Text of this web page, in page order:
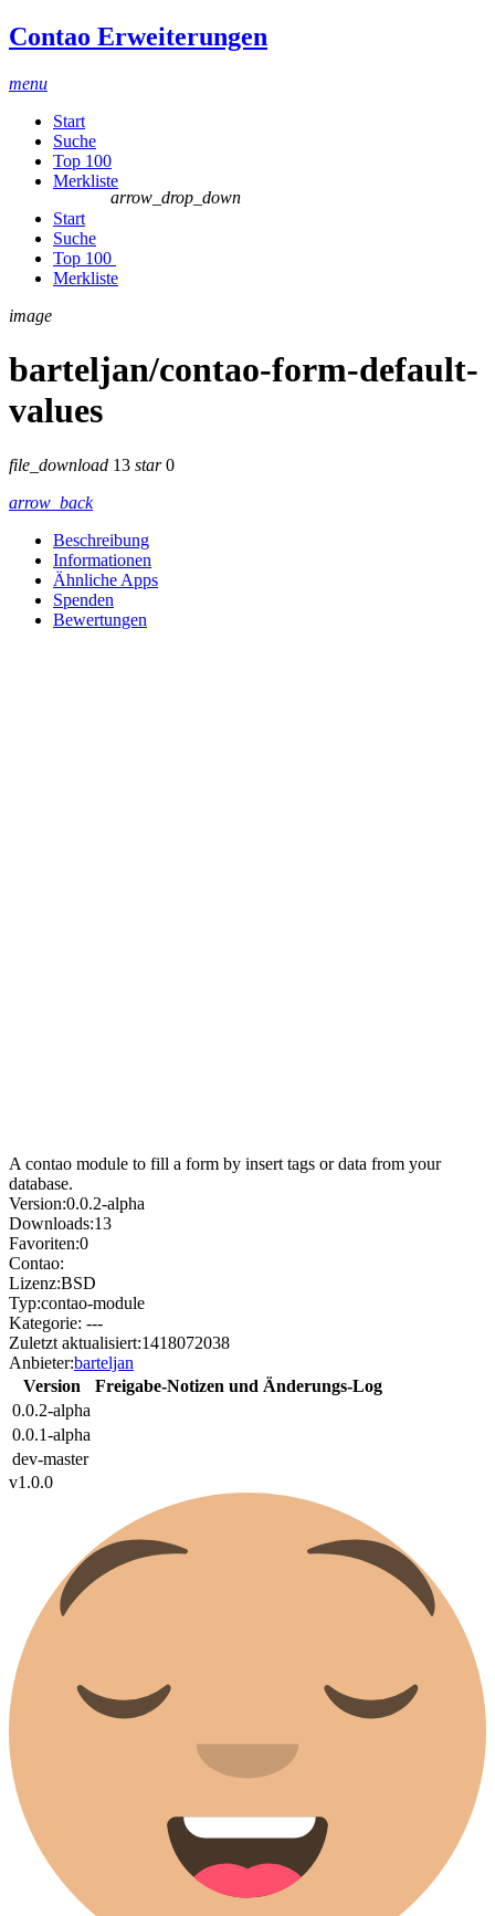
Contao Erweiterungen
menu
Start
Suche
Top 100
Merkliste
Start
Suche
Top 100
arrow_drop_down
Merkliste
image
barteljan/contao-form-default-
values
file_download 13 star0
arrow_back
Beschreibung
Informationen
Ähnliche Apps
Spenden
Bewertungen
A contao module to fill a form by insert tags or data from your
database.
Version:0.0.2-alpha
Downloads:13
Favoriten:0
Contao:
Lizenz:BSD
Typ:contao-module
Kategorie: ---
Zuletzt aktualisiert:1418072038
Anbieter:barteljan
Version
Freigabe-Notizen und Änderungs-Log
0.0.2-alpha
0.0.1-alpha
dev-master
v1.0.0